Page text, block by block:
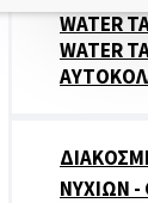
WATER
WATER
ΝΥΧΙΩΝ -